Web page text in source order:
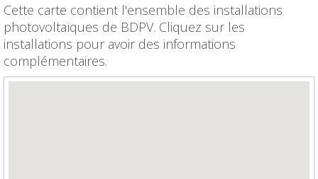
Cette carte contient l'ensemble des installations
photovoltaïques de BDPV. Cliquez sur les
installations pour avoir des informations
complémentaires.